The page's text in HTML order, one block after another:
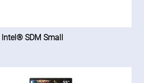
Intel® SDM Small